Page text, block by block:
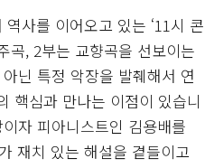
사를 이어오고 있는 ‘11시 콘
곡, 2부는 교향곡을 선보이는
닌 특정 악장을 발췌해서 연
핵심과 만나는 이점이 있습니
자 피아니스트인 김용배를
재치 있는 해설을 곁들이고